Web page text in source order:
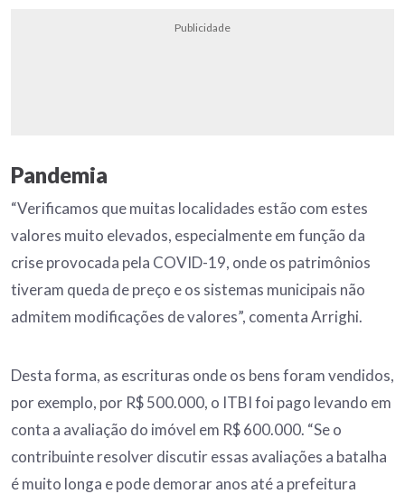
Publicidade
Pandemia
“Verificamos que muitas localidades estão com estes
valores muito elevados, especialmente em função da
crise provocada pela COVID-19, onde os patrimônios
tiveram queda de preço e os sistemas municipais não
admitem modificações de valores”, comenta Arrighi.
Desta forma, as escrituras onde os bens foram vendidos,
por exemplo, por R$ 500.000, o ITBI foi pago levando em
conta a avaliação do imóvel em R$ 600.000. “Se o
contribuinte resolver discutir essas avaliações a batalha
é muito longa e pode demorar anos até a prefeitura